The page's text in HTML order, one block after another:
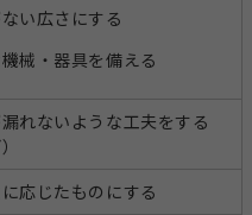
い広さにする
械・器具を備える
れないような工夫をする
応じたものにする